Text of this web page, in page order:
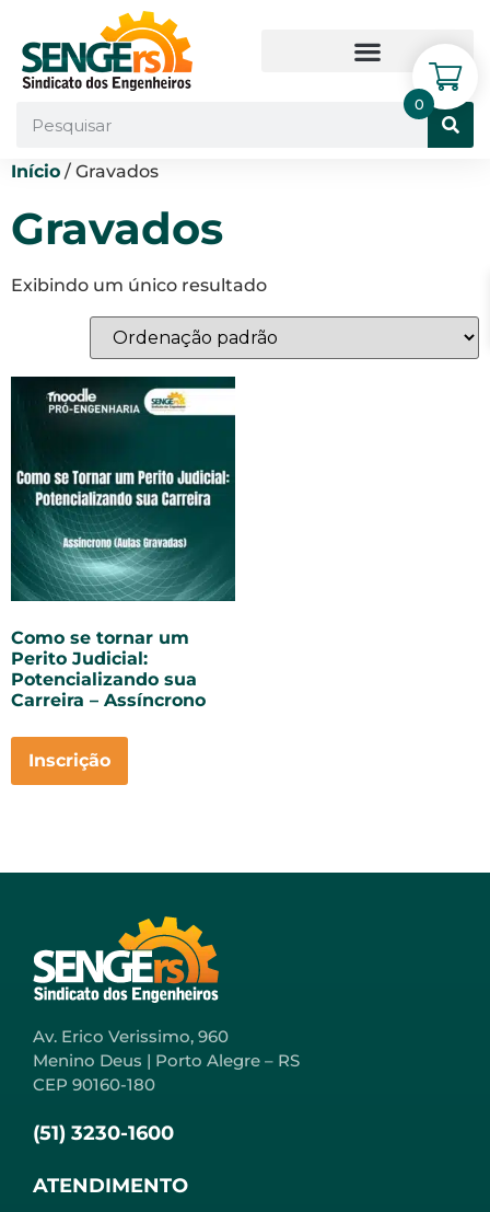
Início / Gravados
Gravados
Exibindo um único resultado
Como se tornar um
Perito Judicial:
Potencializando sua
Carreira – Assíncrono
Inscrição
Av. Erico Verissimo, 960
Menino Deus | Porto Alegre – RS
CEP 90160-180
(51) 3230-1600
ATENDIMENTO
0